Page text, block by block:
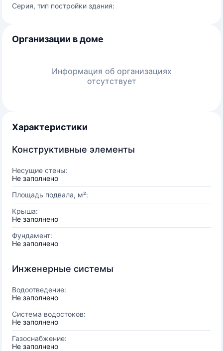
Серия, тип постройки здания:
Организации в доме
Информация об организациях
отсутствует
Характеристики
Конструктивные элементы
Несущие стены:
Не заполнено
Площадь подвала, м²:
Крыша:
Не заполнено
Фундамент:
Не заполнено
Инженерные системы
Водоотведение:
Не заполнено
Система водостоков:
Не заполнено
Газоснабжение:
Не заполнено